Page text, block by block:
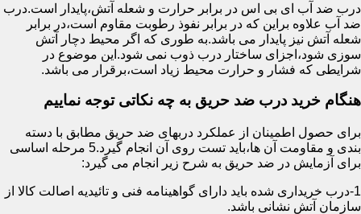
درب ضد آب ای بی اس در برابر حرارت و شعله آتش،پایدار است.درب
ضد آب علاوه براین که در برابر نفوذ رطوبت مقاوم است،در برابر
شعله آتش نیز پایدار می باشد.به طوری که اگر محیط دچار آتش
سوزی شود،اجزای ساختار درب ذوب نمی شود.این موضوع در
شرایطی که فشار و حرارت محیط زیاد است،برقرار می باشد.
هنگام خرید درب ضد حریق به چه نکاتی توجه نماییم
برای حصول اطمینان از عملکرد دربهای ضد حریق مطابق با دسته
بندی و مقاومت آن ها،باید تست روی آن انجام گیرد.5 مرحله اساسی
برای آزمایش در ضد حریق به شرح زیر انجام می گیرد:
1-درب خریداری شده باید دارای گواهینامه فنی و تائیدیه اصالت کالا از
سازمان آتش نشانی باشد.